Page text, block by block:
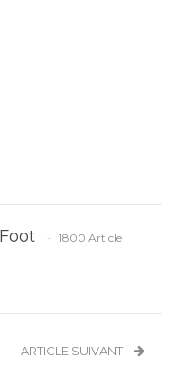
1800 Article
ARTICLE SUIVANT